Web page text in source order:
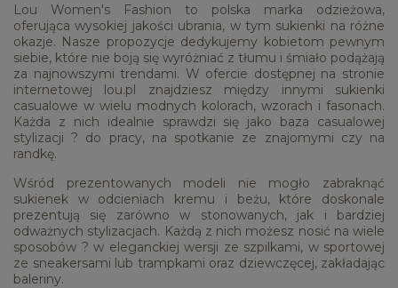
Lou Women's Fashion to polska marka odzieżowa,
oferująca wysokiej jakości ubrania, w tym sukienki na różne
okazje. Nasze propozycje dedykujemy kobietom pewnym
siebie, które nie boją się wyróżniać z tłumu i śmiało podążają
za najnowszymi trendami. W ofercie dostępnej na stronie
internetowej lou.pl znajdziesz między innymi sukienki
casualowe w wielu modnych kolorach, wzorach i fasonach.
Każda z nich idealnie sprawdzi się jako baza casualowej
stylizacji ? do pracy, na spotkanie ze znajomymi czy na
randkę.
Wśród prezentowanych modeli nie mogło zabraknąć
sukienek w odcieniach kremu i beżu, które doskonale
prezentują się zarówno w stonowanych, jak i bardziej
odważnych stylizacjach. Każdą z nich możesz nosić na wiele
sposobów ? w eleganckiej wersji ze szpilkami, w sportowej
ze sneakersami lub trampkami oraz dziewczęcej, zakładając
baleriny.